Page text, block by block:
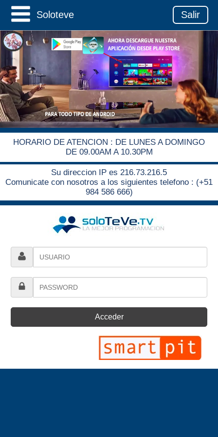
Salir
Soloteve
HORARIO DE ATENCION : DE LUNES A DOMINGO
DE 09.00AM A 10.30PM
Su direccion IP es 216.73.216.5
Comunicate con nosotros a los siguientes telefono : (+51
984 586 666)
Acceder